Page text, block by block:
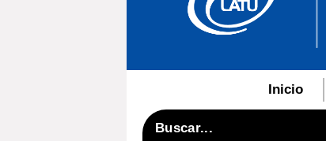
Inicio
Buscar...